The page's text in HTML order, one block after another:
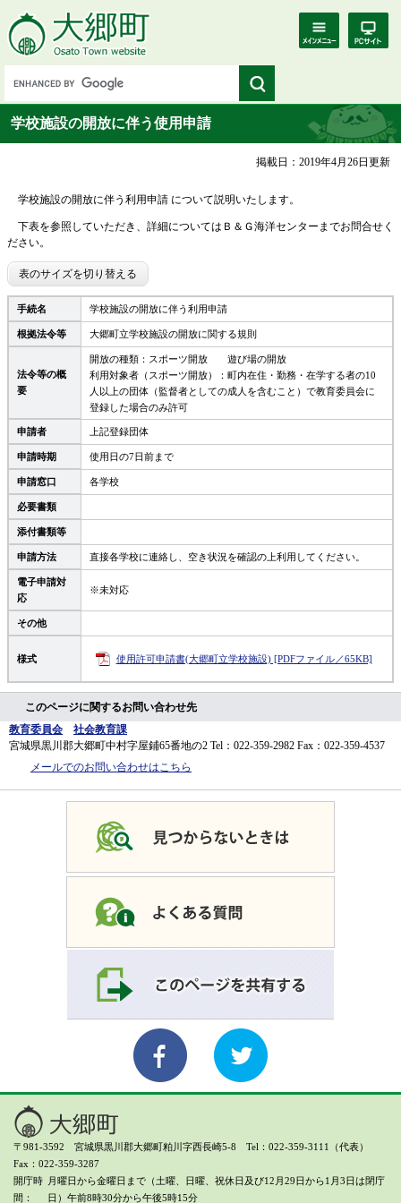
学校施設の開放に伴う使用申請
掲載日：2019年4月26日更新
学校施設の開放に伴う利用申請 について説明いたします。
下表を参照していただき、詳細についてはＢ＆Ｇ海洋センターまでお問合せく
ださい。
表のサイズを切り替える
手続名 学校施設の開放に伴う利用申請
根拠法令等 大郷町立学校施設の開放に関する規則
法令等の概
要
開放の種類：スポーツ開放 遊び場の開放
利用対象者（スポーツ開放）：町内在住・勤務・在学する者の10
人以上の団体（監督者としての成人を含むこと）で教育委員会に
登録した場合のみ許可
申請者 上記登録団体
申請時期 使用日の7日前まで
申請窓口 各学校
必要書類
添付書類等
申請方法 直接各学校に連絡し、空き状況を確認の上利用してください。
電子申請対
応
※未対応
その他
様式 使用許可申請書(大郷町立学校施設) [PDFファイル／65KB]
このページに関するお問い合わせ先
教育委員会
社会教育課
宮城県黒川郡大郷町中村字屋鋪65番地の2 Tel：022-359-2982 Fax：022-359-4537
メールでのお問い合わせはこちら
〒981-3592 宮城県黒川郡大郷町粕川字西長崎5-8 Tel：022-359-3111（代表）
Fax：022-359-3287
開庁時
間
月曜日から金曜日まで（土曜、日曜、祝休日及び12月29日から1月3日は閉庁
日） 午前8時30分から午後5時15分